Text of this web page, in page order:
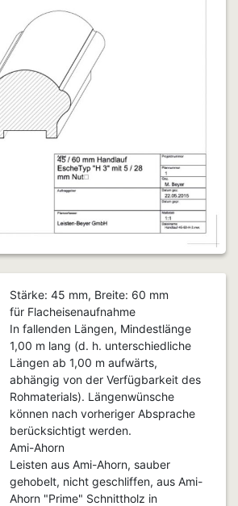
Stärke: 45 mm, Breite: 60 mm
für Flacheisenaufnahme
In fallenden Längen, Mindestlänge
1,00 m lang (d. h. unterschiedliche
Längen ab 1,00 m aufwärts,
abhängig von der Verfügbarkeit des
Rohmaterials). Längenwünsche
können nach vorheriger Absprache
berücksichtigt werden.
Ami-Ahorn
Leisten aus Ami-Ahorn, sauber
gehobelt, nicht geschliffen, aus Ami-
Ahorn "Prime" Schnittholz in